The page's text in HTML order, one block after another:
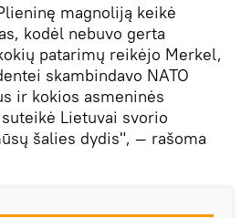
magnoliją keikė
kodėl nebuvo gerta
patarimų reikėjo Merkel,
skambindavo NATO
ir kokios asmeninės
Lietuvai svorio
šalies dydis", — rašoma